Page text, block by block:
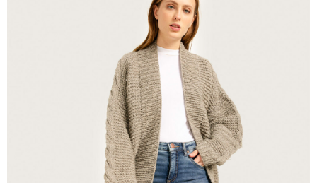
ACCESORIOS